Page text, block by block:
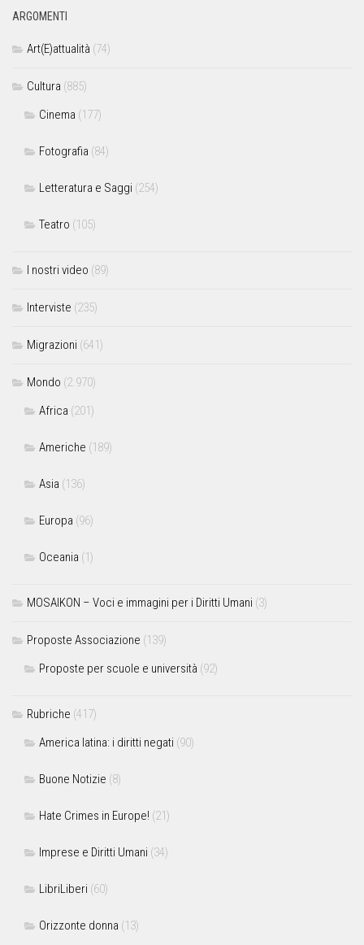
ARGOMENTI
Art(E)attualità (74)
Cultura (885)
Cinema (177)
Fotografia (84)
Letteratura e Saggi (254)
Teatro (105)
I nostri video (89)
Interviste (235)
Migrazioni (641)
Mondo (2.970)
Africa (201)
Americhe (189)
Asia (136)
Europa (96)
Oceania (1)
MOSAIKON – Voci e immagini per i Diritti Umani (3)
Proposte Associazione (139)
Proposte per scuole e università (92)
Rubriche (417)
America latina: i diritti negati (90)
Buone Notizie (8)
Hate Crimes in Europe! (21)
Imprese e Diritti Umani (34)
LibriLiberi (60)
Orizzonte donna (13)